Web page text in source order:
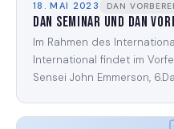
18. MAI 2023 DAN
Dan Seminar und Dan
Im Rahmen des
International findet im
Sensei John Emmerson,